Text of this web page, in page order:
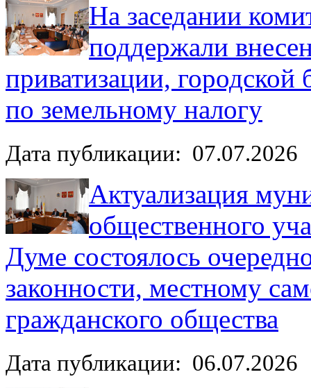
На заседании
поддержали
приватизации, городской
по земельному налогу
Дата публикации: 07.07.2026
Актуализация
общественного
Думе состоялось
законности, местному
гражданского общества
Дата публикации: 06.07.2026